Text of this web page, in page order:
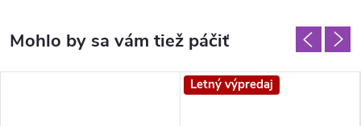
Letný výpredaj